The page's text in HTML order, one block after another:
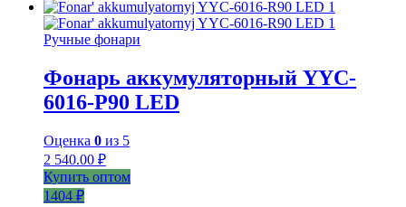
Ручные фонари
Фонарь аккумуляторный YYC-
6016-Р90 LED
Оценка 0 из 5
2 540.00 ₽
Купить оптом
1404 ₽